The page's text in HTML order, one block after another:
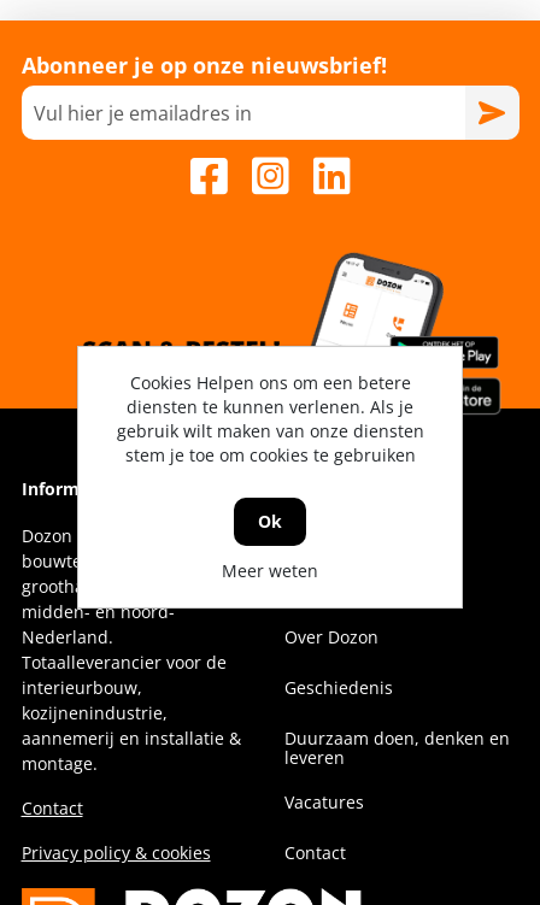
Abonneer je op onze nieuwsbrief!
Informatie
Dozon Bouwtechniek is dé
bouwtechnische
groothandel voor oost-,
midden- en noord-
Nederland.
Totaalleverancier voor de
interieurbouw,
kozijnenindustrie,
aannemerij en installatie &
montage.
Contact
Privacy policy & cookies
Vestigingen
Over Dozon
Geschiedenis
Duurzaam doen, denken en
leveren
Vacatures
Contact
Cookies Helpen ons om een betere
diensten te kunnen verlenen. Als je
gebruik wilt maken van onze diensten
stem je toe om cookies te gebruiken
Ok
Meer weten